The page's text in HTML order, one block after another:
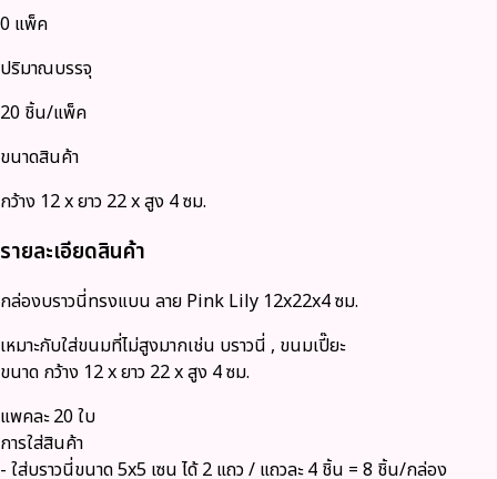
0 แพ็ค
ปริมาณบรรจุ
20 ชิ้น/แพ็ค
ขนาดสินค้า
กว้าง 12 x ยาว 22 x สูง 4 ซม.
รายละเอียดสินค้า
กล่องบราวนี่ทรงแบน ลาย Pink Lily 12x22x4 ซม.
เหมาะกับใส่ขนมที่ไม่สูงมากเช่น บราวนี่ , ขนมเปี๊ยะ
ขนาด กว้าง 12 x ยาว 22 x สูง 4 ซม.
แพคละ 20 ใบ
การใส่สินค้า
- ใส่บราวนี่ขนาด 5x5 เซน ได้ 2 แถว / แถวละ 4 ชิ้น = 8 ชิ้น/กล่อง